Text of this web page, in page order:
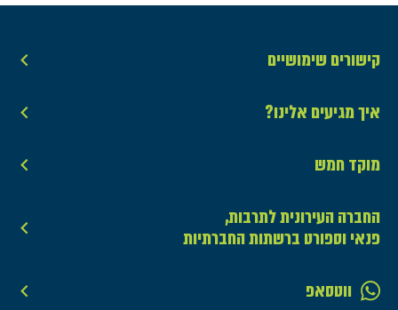
קישורים שימושיים
איך מגיעים אלינו?
מוקד חמש
החברה העירונית לתרבות,
פנאי וספורט ברשתות החברתיות
ווטסאפ